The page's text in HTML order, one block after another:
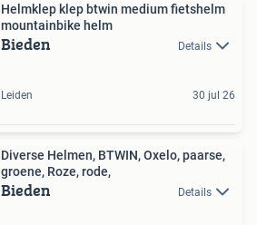
Helmklep klep btwin medium fietshelm
mountainbike helm
Bieden Details
Leiden 30 jul 26
Diverse Helmen, BTWIN, Oxelo, paarse,
groene, Roze, rode,
Bieden Details